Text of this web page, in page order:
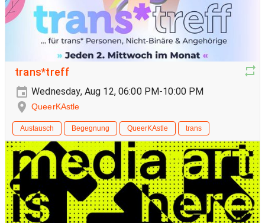
trans*treff
Wednesday, Aug 12, 06:00 PM-10:00 PM
QueerKAstle
Austausch Begegnung QueerKAstle trans